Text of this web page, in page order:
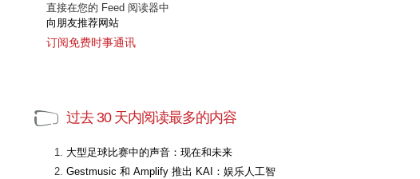
直接在您的 Feed 阅读器中
向朋友推荐网站
订阅免费时事通讯
过去 30 天内阅读最多的内容
大型足球比赛中的声音：现在和未来
Gestmusic 和 Amplify 推出 KAI：娱乐人工智